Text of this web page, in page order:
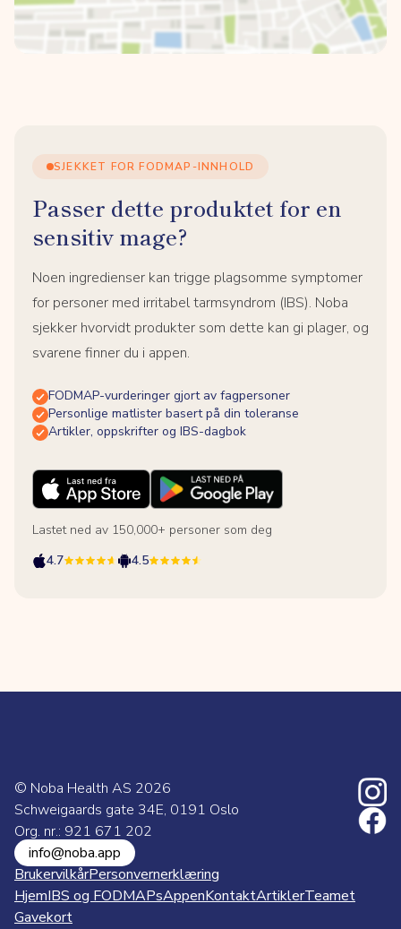
SJEKKET FOR FODMAP-INNHOLD
Passer dette produktet for en
sensitiv mage?
Noen ingredienser kan trigge plagsomme symptomer
for personer med irritabel tarmsyndrom (IBS). Noba
sjekker hvorvidt produkter som dette kan gi plager, og
svarene finner du i appen.
FODMAP-vurderinger gjort av fagpersoner
Personlige matlister basert på din toleranse
Artikler, oppskrifter og IBS-dagbok
Lastet ned av 150,000+ personer som deg
4.7
4.5
© Noba Health AS 2026
Schweigaards gate 34E, 0191 Oslo
Org. nr.: 921 671 202
info@noba.app
BrukervilkårPersonvernerklæring
HjemIBS og FODMAPsAppenKontaktArtiklerTeamet
Gavekort